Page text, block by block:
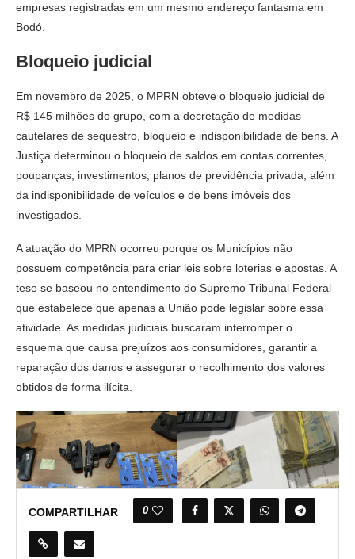
empresas registradas em um mesmo endereço fantasma em
Bodó.
Bloqueio judicial
Em novembro de 2025, o MPRN obteve o bloqueio judicial de
R$ 145 milhões do grupo, com a decretação de medidas
cautelares de sequestro, bloqueio e indisponibilidade de bens. A
Justiça determinou o bloqueio de saldos em contas correntes,
poupanças, investimentos, planos de previdência privada, além
da indisponibilidade de veículos e de bens imóveis dos
investigados.
A atuação do MPRN ocorreu porque os Municípios não
possuem competência para criar leis sobre loterias e apostas. A
tese se baseou no entendimento do Supremo Tribunal Federal
que estabelece que apenas a União pode legislar sobre essa
atividade. As medidas judiciais buscaram interromper o
esquema que causa prejuízos aos consumidores, garantir a
reparação dos danos e assegurar o recolhimento dos valores
obtidos de forma ilícita.
COMPARTILHAR 0